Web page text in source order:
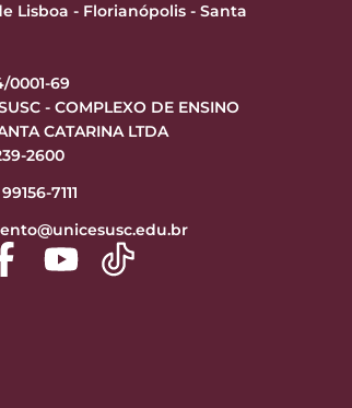
Lisboa - Florianópolis - Santa
0001-69
- COMPLEXO DE ENSINO
CATARINA LTDA
2600
7111